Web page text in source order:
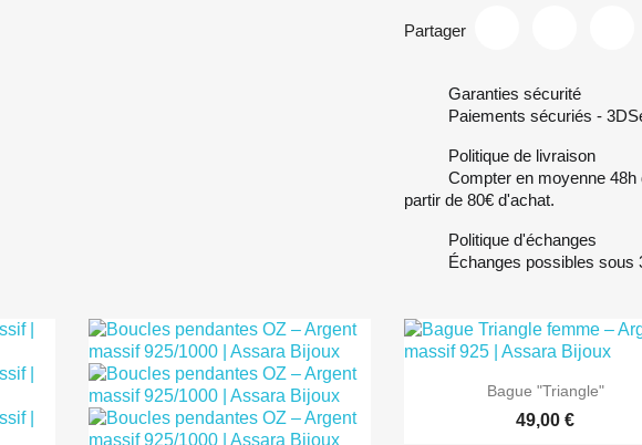
Partager
Garanties sécurité
Paiements sécuriés -
Politique de livraison
Compter en moyenne
partir de 80€ d'achat.
Politique d'échanges
Échanges possibles sous
 Aperçu rapide
Bague "Triangle"
49,00 €